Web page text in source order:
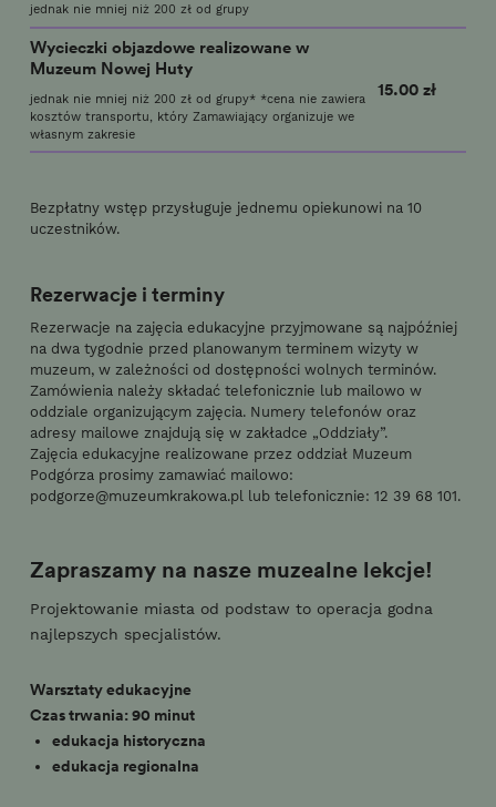
jednak nie mniej niż 200 zł od grupy
Wycieczki objazdowe realizowane w
Muzeum Nowej Huty
jednak nie mniej niż 200 zł od grupy* *cena nie zawiera
kosztów transportu, który Zamawiający organizuje we
własnym zakresie
15.00 zł
Bezpłatny wstęp przysługuje jednemu opiekunowi na 10
uczestników.
Rezerwacje i terminy
Rezerwacje na zajęcia edukacyjne przyjmowane są najpóźniej
na dwa tygodnie przed planowanym terminem wizyty w
muzeum, w zależności od dostępności wolnych terminów.
Zamówienia należy składać telefonicznie lub mailowo w
oddziale organizującym zajęcia. Numery telefonów oraz
adresy mailowe znajdują się w zakładce „Oddziały”.
Zajęcia edukacyjne realizowane przez oddział Muzeum
Podgórza prosimy zamawiać mailowo:
podgorze@muzeumkrakowa.pl
lub telefonicznie: 12 39 68 101.
Zapraszamy na nasze muzealne lekcje!
Projektowanie miasta od podstaw to operacja godna
najlepszych specjalistów.
Warsztaty edukacyjne
Czas trwania: 90 minut
edukacja historyczna
edukacja regionalna